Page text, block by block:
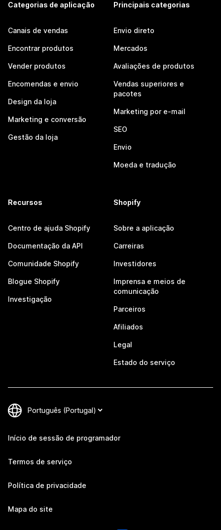
Categorias de aplicação
Canais de vendas
Encontrar produtos
Vender produtos
Encomendas e envio
Design da loja
Marketing e conversão
Gestão da loja
Principais categorias
Envio direto
Mercados
Avaliações de produtos
Vendas superiores e
pacotes
Marketing por e-mail
SEO
Envio
Moeda e tradução
Recursos
Centro de ajuda Shopify
Documentação da API
Comunidade Shopify
Blogue Shopify
Investigação
Shopify
Sobre a aplicação
Carreiras
Investidores
Imprensa e meios de
comunicação
Parceiros
Afiliados
Legal
Estado do serviço
Início de sessão de programador
Termos de serviço
Política de privacidade
Mapa do site